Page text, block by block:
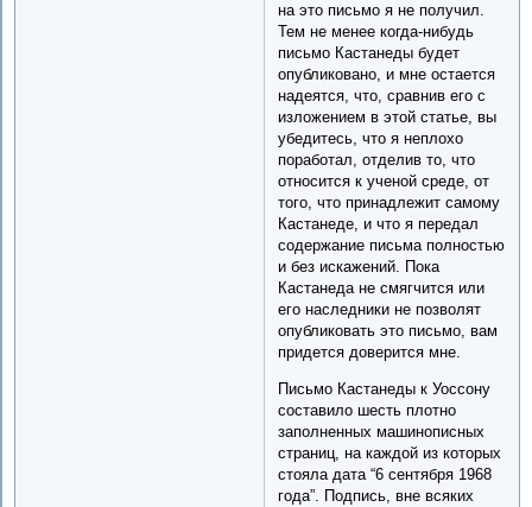
на это письмо я не получил.
Тем не менее когда-нибудь
письмо Кастанеды будет
опубликовано, и мне остается
надеятся, что, сравнив его с
изложением в этой статье, вы
убедитесь, что я неплохо
поработал, отделив то, что
относится к ученой среде, от
того, что принадлежит самому
Кастанеде, и что я передал
содержание письма полностью
и без искажений. Пока
Кастанеда не смягчится или
его наследники не позволят
опубликовать это письмо, вам
придется доверится мне.
Письмо Кастанеды к Уоссону
составило шесть плотно
заполненных машинописных
страниц, на каждой из которых
стояла дата “6 сентября 1968
года”. Подпись, вне всяких